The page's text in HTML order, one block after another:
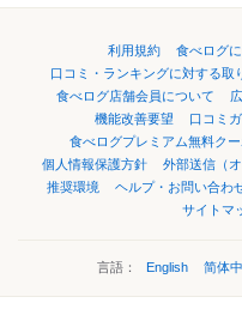
利用規約 食べログ
口コミ・ランキングに対する取
食べログ店舗会員について
機能改善要望
口コミ
食べログプレミアム無料ク
個人情報保護方針
外部送信（オ
推奨環境
ヘルプ・お問い合わ
サイトマ
言語： English 简体